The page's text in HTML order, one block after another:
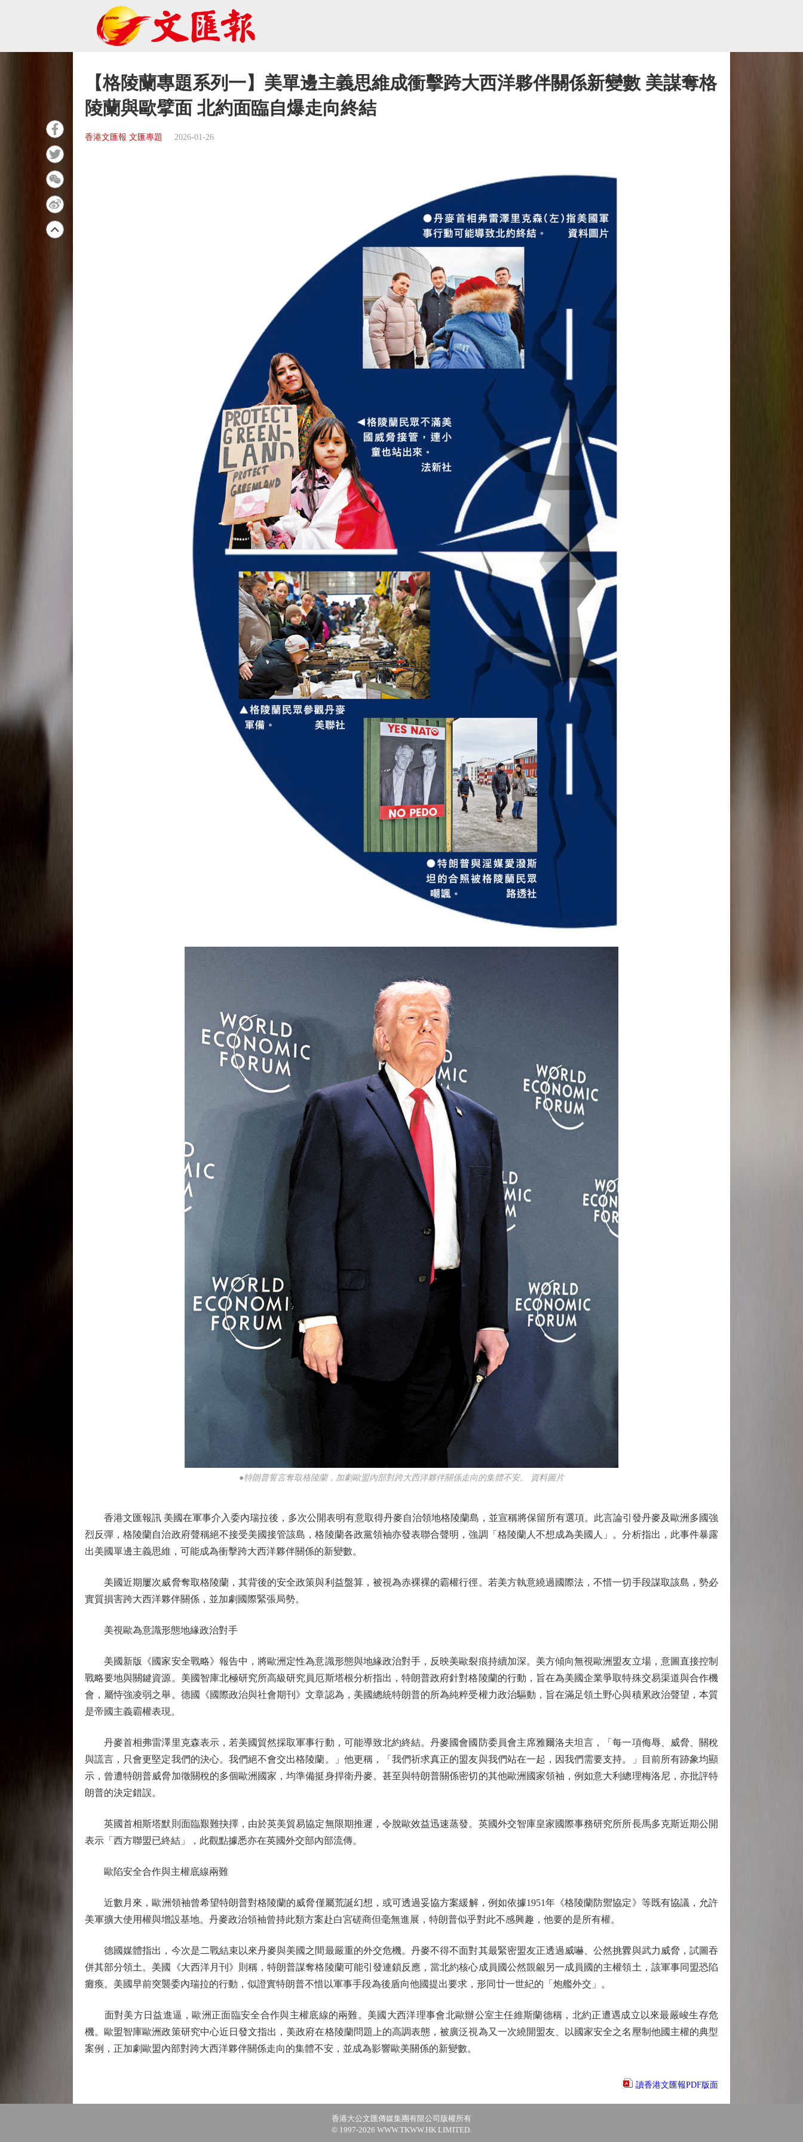
【格陵蘭專題系列一】美單邊主義思維成衝擊跨大西洋夥伴關係新變數 美謀奪格
陵蘭與歐擘面 北約面臨自爆走向終結
香港文匯報 文匯專題 2026-01-26
●特朗普誓言奪取格陵蘭，加劇歐盟內部對跨大西洋夥伴關係走向的集體不安。 資料圖片
香港文匯報訊 美國在軍事介入委內瑞拉後，多次公開表明有意取得丹麥自治領地格陵蘭島，並宣稱將保留所有選項。此言論引發丹麥及歐洲多國強
烈反彈，格陵蘭自治政府聲稱絕不接受美國接管該島，格陵蘭各政黨領袖亦發表聯合聲明，強調「格陵蘭人不想成為美國人」。分析指出，此事件暴露
出美國單邊主義思維，可能成為衝擊跨大西洋夥伴關係的新變數。
美國近期屢次威脅奪取格陵蘭，其背後的安全政策與利益盤算，被視為赤裸裸的霸權行徑。若美方執意繞過國際法，不惜一切手段謀取該島，勢必
實質損害跨大西洋夥伴關係，並加劇國際緊張局勢。
美視歐為意識形態地緣政治對手
美國新版《國家安全戰略》報告中，將歐洲定性為意識形態與地緣政治對手，反映美歐裂痕持續加深。美方傾向無視歐洲盟友立場，意圖直接控制
戰略要地與關鍵資源。美國智庫北極研究所高級研究員厄斯塔根分析指出，特朗普政府針對格陵蘭的行動，旨在為美國企業爭取特殊交易渠道與合作機
會，屬恃強凌弱之舉。德國《國際政治與社會期刊》文章認為，美國總統特朗普的所為純粹受權力政治驅動，旨在滿足領土野心與積累政治聲望，本質
是帝國主義霸權表現。
丹麥首相弗雷澤里克森表示，若美國貿然採取軍事行動，可能導致北約終結。丹麥國會國防委員會主席雅爾洛夫坦言，「每一項侮辱、威脅、關稅
與謊言，只會更堅定我們的決心。我們絕不會交出格陵蘭。」他更稱，「我們祈求真正的盟友與我們站在一起，因我們需要支持。」目前所有跡象均顯
示，曾遭特朗普威脅加徵關稅的多個歐洲國家，均準備挺身捍衛丹麥。甚至與特朗普關係密切的其他歐洲國家領袖，例如意大利總理梅洛尼，亦批評特
朗普的決定錯誤。
英國首相斯塔默則面臨艱難抉擇，由於英美貿易協定無限期推遲，令脫歐效益迅速蒸發。英國外交智庫皇家國際事務研究所所長馬多克斯近期公開
表示「西方聯盟已終結」，此觀點據悉亦在英國外交部內部流傳。
歐陷安全合作與主權底線兩難
近數月來，歐洲領袖曾希望特朗普對格陵蘭的威脅僅屬荒誕幻想，或可透過妥協方案緩解，例如依據1951年《格陵蘭防禦協定》等既有協議，允許
美軍擴大使用權與增設基地。丹麥政治領袖曾持此類方案赴白宮磋商但毫無進展，特朗普似乎對此不感興趣，他要的是所有權。
德國媒體指出，今次是二戰結束以來丹麥與美國之間最嚴重的外交危機。丹麥不得不面對其最緊密盟友正透過威嚇、公然挑釁與武力威脅，試圖吞
併其部分領土。美國《大西洋月刊》則稱，特朗普謀奪格陵蘭可能引發連鎖反應，當北約核心成員國公然覬覦另一成員國的主權領土，該軍事同盟恐陷
癱瘓。美國早前突襲委內瑞拉的行動，似證實特朗普不惜以軍事手段為後盾向他國提出要求，形同廿一世紀的「炮艦外交」。
面對美方日益進逼，歐洲正面臨安全合作與主權底線的兩難。美國大西洋理事會北歐辦公室主任維斯蘭德稱，北約正遭遇成立以來最嚴峻生存危
機。歐盟智庫歐洲政策研究中心近日發文指出，美政府在格陵蘭問題上的高調表態，被廣泛視為又一次繞開盟友、以國家安全之名壓制他國主權的典型
案例，正加劇歐盟內部對跨大西洋夥伴關係走向的集體不安，並成為影響歐美關係的新變數。
讀香港文匯報PDF版面
香港大公文匯傳媒集團有限公司版權所有
© 1997-2026 WWW.TKWW.HK LIMITED.